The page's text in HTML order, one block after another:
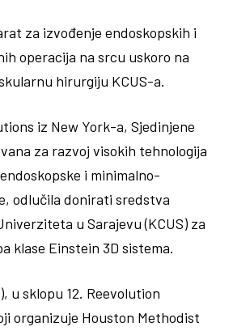
za izvođenje endoskopskih i
operacija na srcu uskoro na
hirurgiju KCUS-a.
iz New York-a, Sjedinjene
za razvoj visokih tehnologija
i minimalno-
odlučila donirati sredstva
u Sarajevu (KCUS) za
klase Einstein 3D sistema.
u sklopu 12. Reevolution
organizuje Houston Methodist